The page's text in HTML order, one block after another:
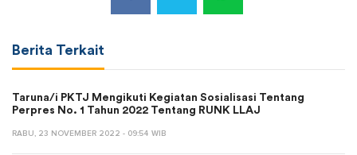
Berita Terkait
Taruna/i PKTJ Mengikuti Kegiatan Sosialisasi Tentang
Perpres No. 1 Tahun 2022 Tentang RUNK LLAJ
RABU, 23 NOVEMBER 2022 - 09:54 WIB